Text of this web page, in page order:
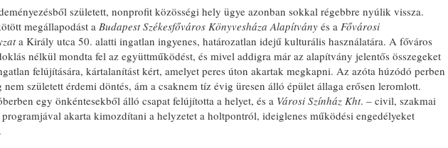
született, nonprofit közösségi hely ügye azonban sokkal régebbre nyúlik vissza.
megállapodást aBudapest Székesfőváros Könyvesháza Alapítvány és a Fővárosi
a Király utca 50. alatti ingatlan ingyenes, határozatlan idejű kulturális használatára. A főváros
nélkül mondta fel az együttműködést, és mivel addigra már az alapítvány jelentős összegeket
felújítására, kártalanítást kért, amelyet peres úton akartak megkapni. Az azóta húzódó perben
nem született érdemi döntés, ám a csaknem tíz évig üresen álló épület állaga erősen leromlott.
egy önkéntesekből álló csapat felújította a helyet, és a Városi Színház Kht. – civil, szakmai
programjával akarta kimozdítani a helyzetet a holtpontról, ideiglenes működési engedélyeket